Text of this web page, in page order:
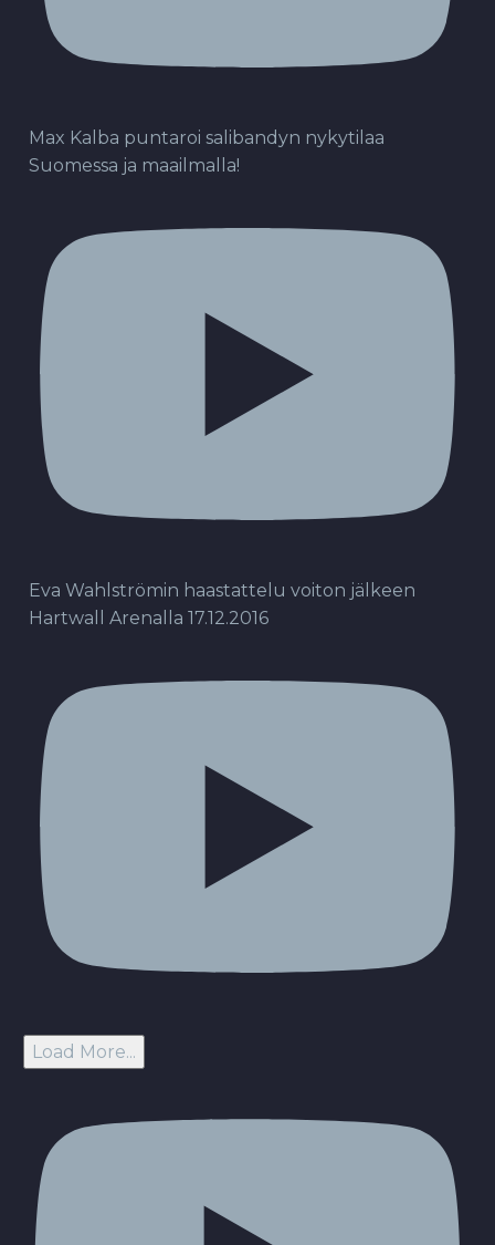
Max Kalba puntaroi salibandyn nykytilaa
Suomessa ja maailmalla!
Eva Wahlströmin haastattelu voiton jälkeen
Hartwall Arenalla 17.12.2016
Load More...